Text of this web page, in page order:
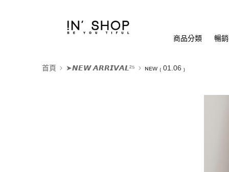
商品分類 暢
首頁 ➤𝙉𝙀𝙒 𝘼𝙍𝙍𝙄𝙑𝘼𝙇²⁵ ɴᴇᴡ ₍ 01.06 ₎